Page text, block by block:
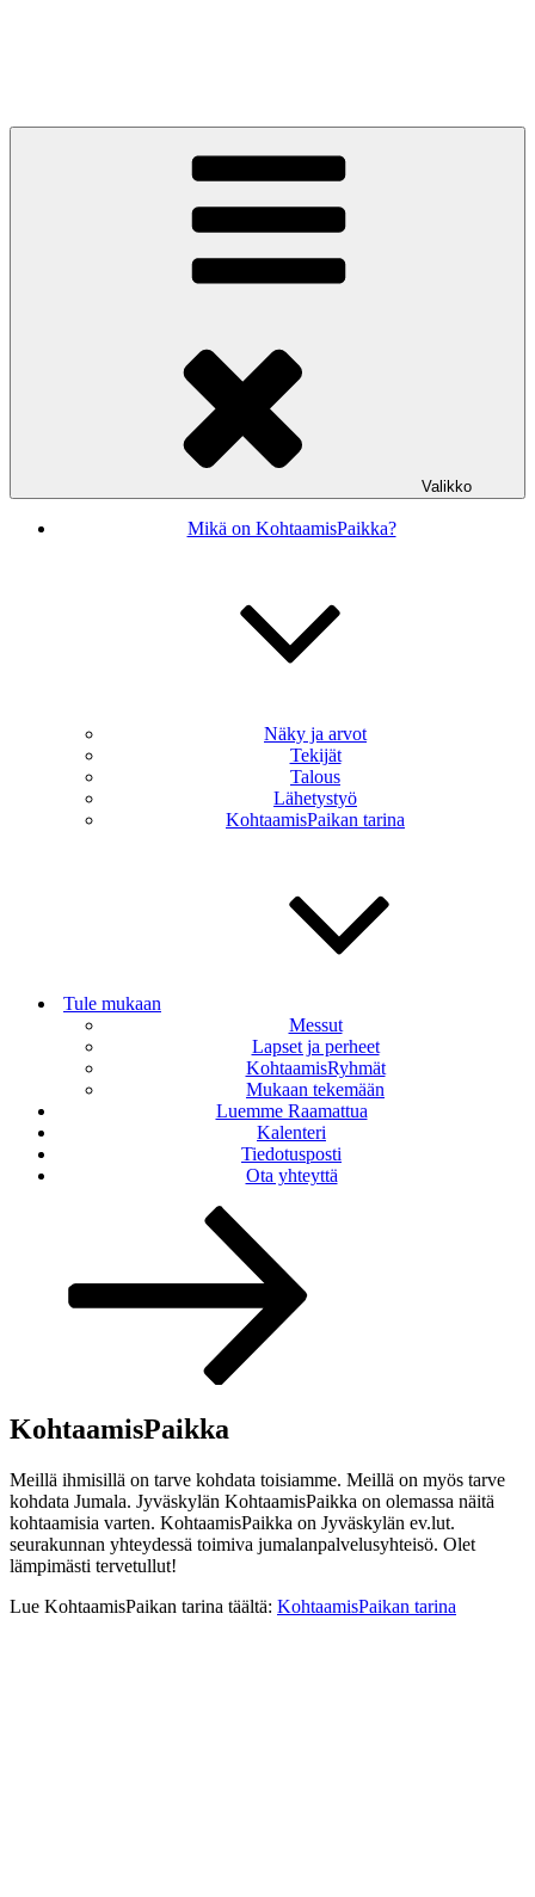
Valikko
Mikä on KohtaamisPaikka?
Näky ja arvot
Tekijät
Talous
Lähetystyö
KohtaamisPaikan tarina
Tule mukaan
Messut
Lapset ja perheet
KohtaamisRyhmät
Mukaan tekemään
Luemme Raamattua
Kalenteri
Tiedotusposti
Ota yhteyttä
KohtaamisPaikka
Meillä ihmisillä on tarve kohdata toisiamme. Meillä on myös tarve
kohdata Jumala. Jyväskylän KohtaamisPaikka on olemassa näitä
kohtaamisia varten. KohtaamisPaikka on Jyväskylän ev.lut.
seurakunnan yhteydessä toimiva jumalanpalvelusyhteisö. Olet
lämpimästi tervetullut!
Lue KohtaamisPaikan tarina täältä: KohtaamisPaikan tarina